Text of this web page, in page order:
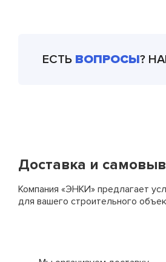
ЕСТЬ ВОПРОСЫ?
Доставка и
Компания «ЭНКИ» предлагает
для вашего строительного